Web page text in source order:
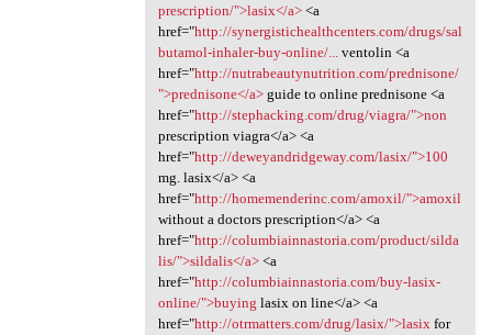
prescription/">lasix</a><a
href="http://synergistichealthcenters.com/drugs/sal
butamol-inhaler-buy-online/...ventolin <a
href="http://nutrabeautynutrition.com/prednisone/
">prednisone</a>guide to online prednisone <a
href="http://stephacking.com/drug/viagra/">non
prescription viagra</a> <a
href="http://deweyandridgeway.com/lasix/">100
mg. lasix</a> <a
href="http://homemenderinc.com/amoxil/">amoxil
without a doctors prescription</a> <a
href="http://columbiainnastoria.com/product/silda
lis/">sildalis</a><a
href="http://columbiainnastoria.com/buy-lasix-
online/">buying lasix on line</a> <a
href="http://otrmatters.com/drug/lasix/">lasixfor